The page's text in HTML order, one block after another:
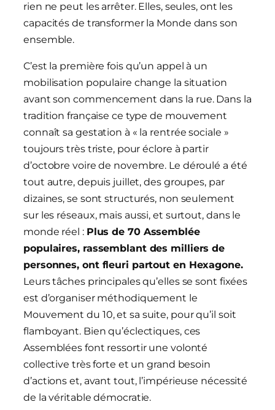
rien ne peut les arrêter. Elles, seules, ont les
capacités de transformer la Monde dans son
ensemble.
C’est la première fois qu’un appel à un
mobilisation populaire change la situation
avant son commencement dans la rue. Dans la
tradition française ce type de mouvement
connaît sa gestation à « la rentrée sociale »
toujours très triste, pour éclore à partir
d’octobre voire de novembre. Le déroulé a été
tout autre, depuis juillet, des groupes, par
dizaines, se sont structurés, non seulement
sur les réseaux, mais aussi, et surtout, dans le
monde réel : Plus de 70 Assemblée
populaires, rassemblant des milliers de
personnes, ont fleuri partout en Hexagone.
Leurs tâches principales qu’elles se sont fixées
est d’organiser méthodiquement le
Mouvement du 10, et sa suite, pour qu’il soit
flamboyant. Bien qu’éclectiques, ces
Assemblées font ressortir une volonté
collective très forte et un grand besoin
d’actions et, avant tout, l’impérieuse nécessité
de la véritable démocratie.